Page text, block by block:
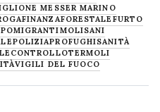
MESSER MARINO
FINANZAFORESTALE FURTO
MIGRANTIMOLISANI
POLIZIAPROFUGHISANITÀ
TERMOLI
VIGILI DEL FUOCO